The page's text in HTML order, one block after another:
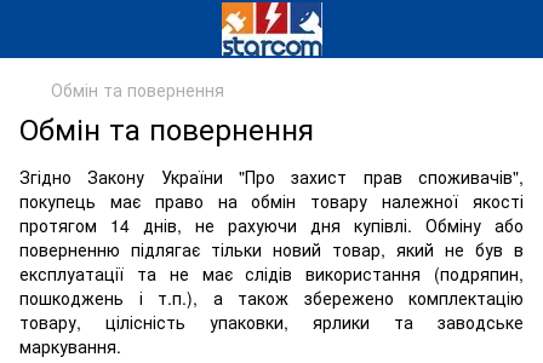
Обмін та повернення
Обмін та повернення
Згідно Закону України "Про захист прав споживачів",
покупець має право на обмін товару належної якості
протягом 14 днів, не рахуючи дня купівлі. Обміну або
поверненню підлягає тільки новий товар, який не був в
експлуатації та не має слідів використання (подряпин,
пошкоджень і т.п.), а також збережено комплектацію
товару, цілісність упаковки, ярлики та заводське
маркування.